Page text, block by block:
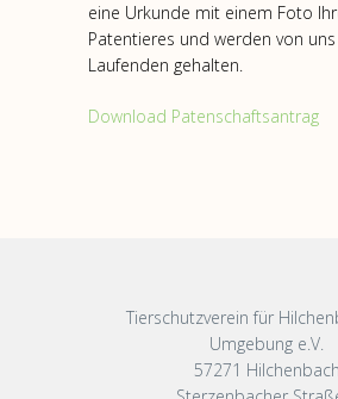
eine Urkunde mit einem Foto
Patentieres und werden von
Laufenden gehalten.
Download Patenschaftsantrag
Tierschutzverein für
Umgebung e.V.
57271 Hilchenbach